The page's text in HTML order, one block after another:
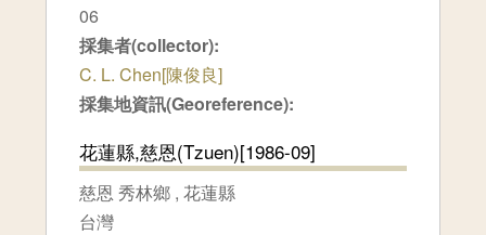
06
採集者(collector):
C. L. Chen[陳俊良]
採集地資訊(Georeference):
花蓮縣,慈恩(Tzuen)[1986-09]
慈恩 秀林鄉 ,花蓮縣
台灣